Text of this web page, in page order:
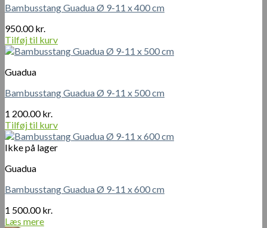
Bambusstang Guadua Ø 9-11 x 400 cm
950.00kr.
Tilføj til kurv
Guadua
Bambusstang Guadua Ø 9-11 x 500 cm
1 200.00kr.
Tilføj til kurv
Ikke på lager
Guadua
Bambusstang Guadua Ø 9-11 x 600 cm
1 500.00kr.
Læs mere